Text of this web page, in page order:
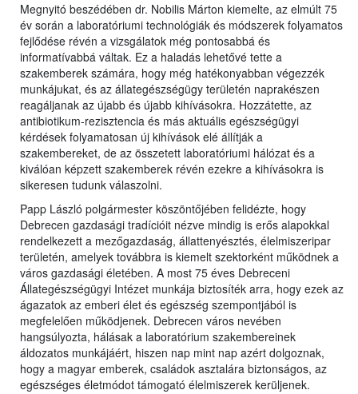
Megnyitó beszédében dr. Nobilis Márton kiemelte, az elmúlt 75
év során a laboratóriumi technológiák és módszerek folyamatos
fejlődése révén a vizsgálatok még pontosabbá és
informatívabbá váltak. Ez a haladás lehetővé tette a
szakemberek számára, hogy még hatékonyabban végezzék
munkájukat, és az állategészségügy területén naprakészen
reagáljanak az újabb és újabb kihívásokra. Hozzátette, az
antibiotikum-rezisztencia és más aktuális egészségügyi
kérdések folyamatosan új kihívások elé állítják a
szakembereket, de az összetett laboratóriumi hálózat és a
kiválóan képzett szakemberek révén ezekre a kihívásokra is
sikeresen tudunk válaszolni.
Papp László polgármester köszöntőjében felidézte, hogy
Debrecen gazdasági tradícióit nézve mindig is erős alapokkal
rendelkezett a mezőgazdaság, állattenyésztés, élelmiszeripar
területén, amelyek továbbra is kiemelt szektorként működnek a
város gazdasági életében. A most 75 éves Debreceni
Állategészségügyi Intézet munkája biztosíték arra, hogy ezek az
ágazatok az emberi élet és egészség szempontjából is
megfelelően működjenek. Debrecen város nevében
hangsúlyozta, hálásak a laboratórium szakembereinek
áldozatos munkájáért, hiszen nap mint nap azért dolgoznak,
hogy a magyar emberek, családok asztalára biztonságos, az
egészséges életmódot támogató élelmiszerek kerüljenek.